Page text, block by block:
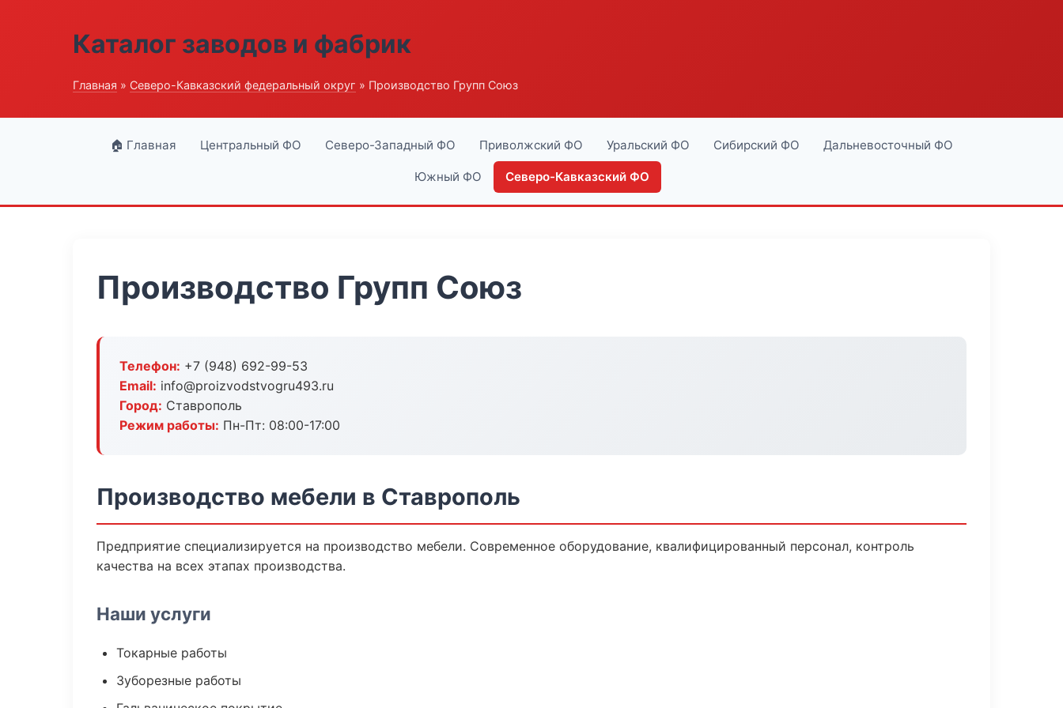
Каталог заводов и фабрик
Главная » Северо-Кавказский федеральный округ » Производство Групп Союз
🏠 Главная Центральный ФО Северо-Западный ФО Приволжский ФО Уральский ФО Сибирский ФО Дальневосточный ФО
Южный ФО Северо-Кавказский ФО
Производство Групп Союз
Телефон: +7 (948) 692-99-53
Email: info@proizvodstvogru493.ru
Город: Ставрополь
Режим работы: Пн-Пт: 08:00-17:00
Производство мебели в Ставрополь
Предприятие специализируется на производство мебели. Современное оборудование, квалифицированный персонал, контроль
качества на всех этапах производства.
Наши услуги
Токарные работы
Зуборезные работы